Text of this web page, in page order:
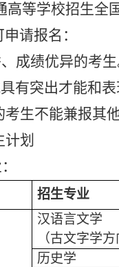
高等学校招生全
请报名：
成绩优异的考
有突出才能和
生不能兼报其
划
招生专业
汉语言文学
（古文字学
历史学